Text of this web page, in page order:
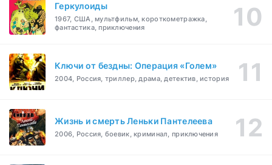
Геркулоиды
1967, США, мультфильм, короткометражка,
фантастика, приключения
Ключи от бездны: Операция «Голем»
2004, Россия, триллер, драма, детектив, история
Жизнь и смерть Леньки Пантелеева
2006, Россия, боевик, криминал, приключения